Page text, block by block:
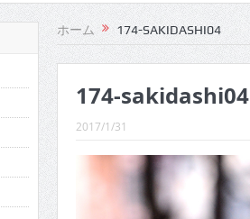
CINEMA×STYLE 292号
CINEMA×STYLE 291号
CINEMA×STYLE 290号
CINEMA×STYLE 289号
CINEMA×STYLE 288号
ホーム 174-SAKIDASHI04
174-sakidashi04
2017/1/31